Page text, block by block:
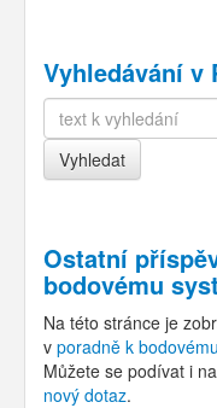
Vyhledávání v
Ostatní
bodovému
Na této stránce je
v poradně k
Můžete se podívat i
nový dotaz.